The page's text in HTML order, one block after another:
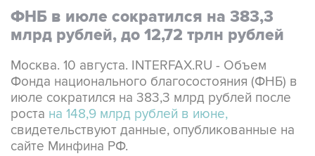
ФНБ в июле сократился на 383,3
млрд рублей, до 12,72 трлн рублей
Москва. 10 августа. INTERFAX.RU - Объем
Фонда национального благосостояния (ФНБ) в
июле сократился на 383,3 млрд рублей после
роста на 148,9 млрд рублей в июне,
свидетельствуют данные, опубликованные на
сайте Минфина РФ.